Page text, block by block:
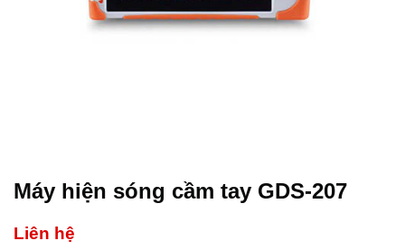
Máy hiện sóng cầm tay GDS-207
Liên hệ